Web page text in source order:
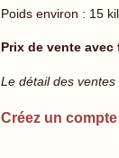
Poids environ : 15
Prix de vente avec
Le détail des
Créez un